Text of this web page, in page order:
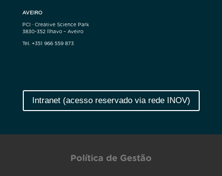
AVEIRO
PCI · Creative Science Park
3830-352 Ílhavo – Aveiro
Tel. +351 966 559 873
Intranet (acesso reservado via rede INOV)
Política de Gestão